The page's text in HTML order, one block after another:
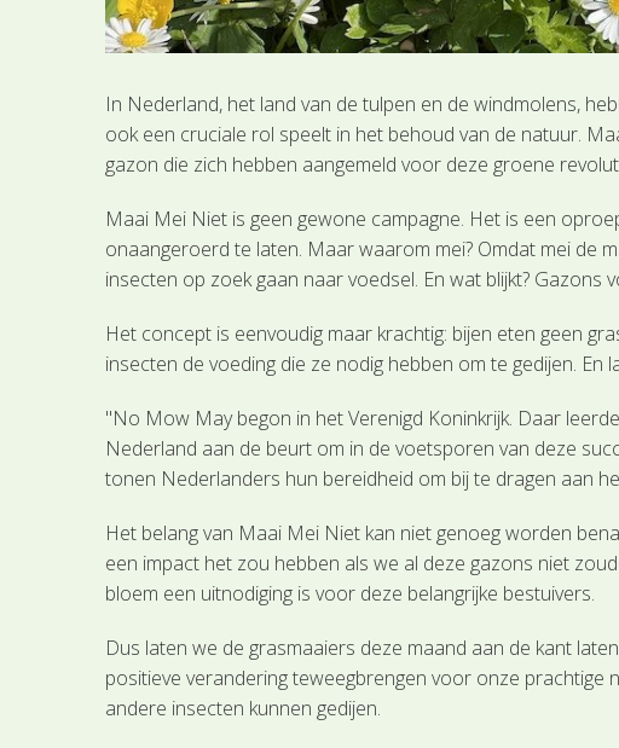
In Nederland, het land van de tulpen en de windmolens,
ook een cruciale rol speelt in het behoud van de natuur.
gazon die zich hebben aangemeld voor deze groene
Maai Mei Niet is geen gewone campagne. Het is een
onaangeroerd te laten. Maar waarom mei? Omdat mei de
insecten op zoek gaan naar voedsel. En wat blijkt?
Het concept is eenvoudig maar krachtig: bijen eten geen
insecten de voeding die ze nodig hebben om te gedijen. En
"No Mow May begon in het Verenigd Koninkrijk. Daar
Nederland aan de beurt om in de voetsporen van deze
tonen Nederlanders hun bereidheid om bij te dragen aan
Het belang van Maai Mei Niet kan niet genoeg worden
een impact het zou hebben als we al deze gazons niet
bloem een uitnodiging is voor deze belangrijke bestuivers.
Dus laten we de grasmaaiers deze maand aan de kant
positieve verandering teweegbrengen voor onze
andere insecten kunnen gedijen.